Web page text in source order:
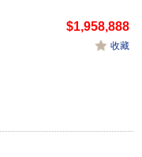
$1,958,888
收藏